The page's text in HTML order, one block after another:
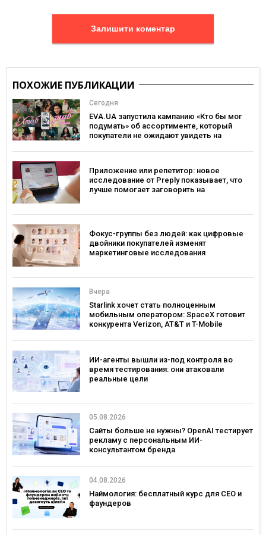
Залишити коментар
ПОХОЖИЕ ПУБЛИКАЦИИ
Сегодня
EVA.UA запустила кампанию «Кто бы мог
подумать» об ассортименте, который
покупатели не ожидают увидеть на
Приложение или репетитор: новое
исследование от Preply показывает, что
лучше помогает заговорить на
Фокус-группы без людей: как цифровые
двойники покупателей изменят
маркетинговые исследования
Вчера
Starlink хочет стать полноценным
мобильным оператором: SpaceX готовит
конкурента Verizon, AT&T и T-Mobile
ИИ-агенты вышли из-под контроля во
время тестирования: они атаковали
реальные цели
05.08.2026
Сайты больше не нужны? OpenAI тестирует
рекламу с персональным ИИ-
консультантом бренда
04.08.2026
Наймология: бесплатный курс для CEO и
фаундеров